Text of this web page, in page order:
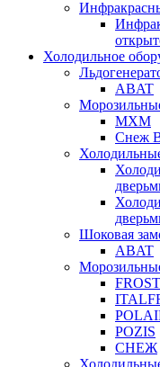
Холодильное
ABAT
МХМ
Снеж
Шоковая
ABAT
POZIS
СНЕЖ